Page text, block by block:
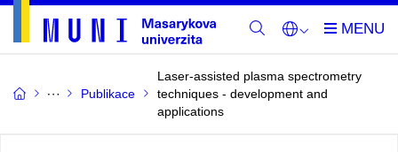
Publikace
Laser-assisted plasma spectrometry
techniques - development and
applications